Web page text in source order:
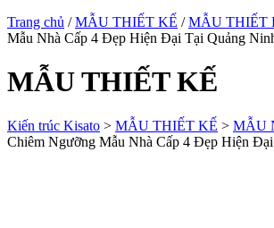
Trang chủ /MẪU THIẾT KẾ /MẪU THIẾT
Mẫu Nhà Cấp 4 Đẹp Hiện Đại Tại Quảng
MẪU THIẾT KẾ
Kiến trúc Kisato > MẪU THIẾT KẾ > MẪU
Chiêm Ngưỡng Mẫu Nhà Cấp 4 Đẹp Hiện